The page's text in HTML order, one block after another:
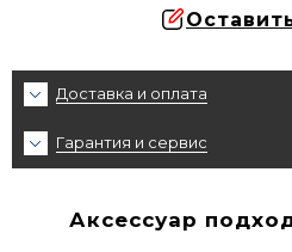
Доставка и оплата
Гарантия и сервис
Аксессуар